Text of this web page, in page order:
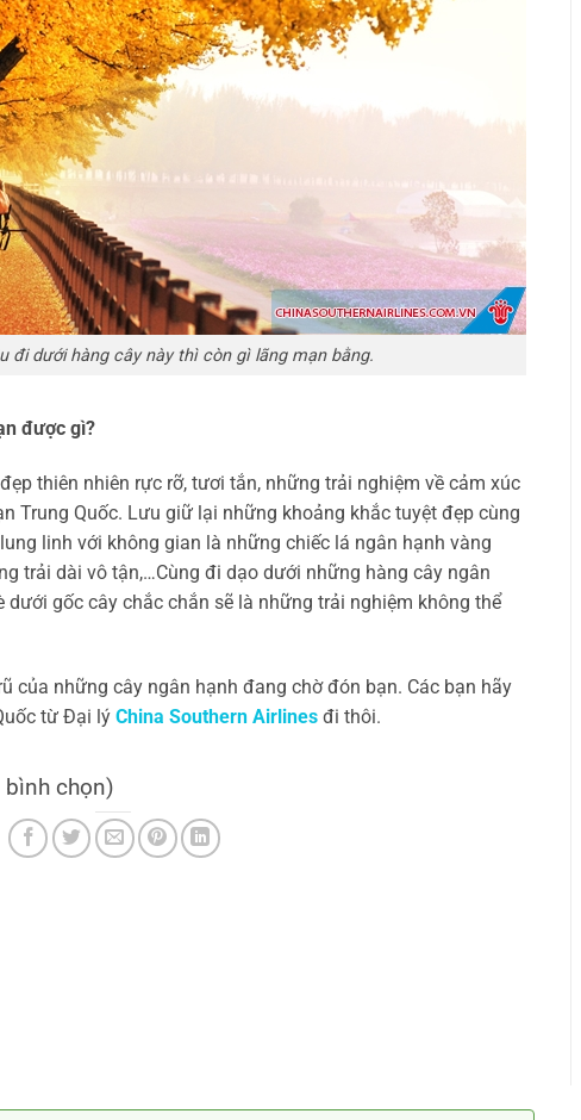
đi dưới hàng cây này thì còn gì lãng mạn bằng.
được gì?
thiên nhiên rực rỡ, tươi tắn, những trải nghiệm về cảm xúc
Trung Quốc. Lưu giữ lại những khoảng khắc tuyệt đẹp cùng
linh với không gian là những chiếc lá ngân hạnh vàng
trải dài vô tận,…Cùng đi dạo dưới những hàng cây ngân
dưới gốc cây chắc chắn sẽ là những trải nghiệm không thể
của những cây ngân hạnh đang chờ đón bạn. Các bạn hãy
từ Đại lý China Southern Airlines đi thôi.
chọn)